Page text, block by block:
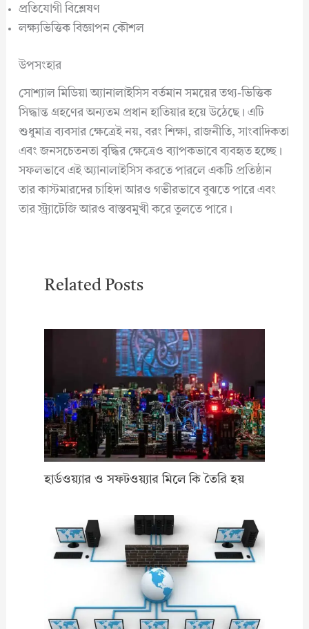
প্রতিযোগী বিশ্লেষণ
লক্ষ্যভিত্তিক বিজ্ঞাপন কৌশল
উপসংহার
সোশ্যাল মিডিয়া অ্যানালাইসিস বর্তমান সময়ের তথ্য-ভিত্তিক
সিদ্ধান্ত গ্রহণের অন্যতম প্রধান হাতিয়ার হয়ে উঠেছে। এটি
শুধুমাত্র ব্যবসার ক্ষেত্রেই নয়, বরং শিক্ষা, রাজনীতি, সাংবাদিকতা
এবং জনসচেতনতা বৃদ্ধির ক্ষেত্রেও ব্যাপকভাবে ব্যবহৃত হচ্ছে।
সফলভাবে এই অ্যানালাইসিস করতে পারলে একটি প্রতিষ্ঠান
তার কাস্টমারদের চাহিদা আরও গভীরভাবে বুঝতে পারে এবং
তার স্ট্র্যাটেজি আরও বাস্তবমুখী করে তুলতে পারে।
Related Posts
হার্ডওয়্যার ও সফটওয়্যার মিলে কি তৈরি হয়